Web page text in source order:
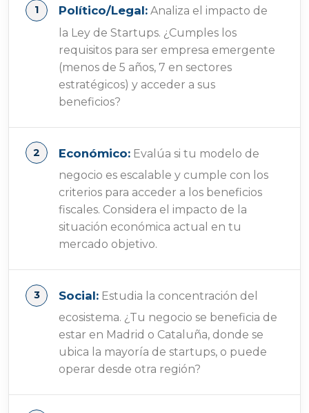
Político/Legal: Analiza el impacto de
la Ley de Startups. ¿Cumples los
requisitos para ser empresa emergente
(menos de 5 años, 7 en sectores
estratégicos) y acceder a sus
beneficios?
Económico: Evalúa si tu modelo de
negocio es escalable y cumple con los
criterios para acceder a los beneficios
fiscales. Considera el impacto de la
situación económica actual en tu
mercado objetivo.
Social: Estudia la concentración del
ecosistema. ¿Tu negocio se beneficia de
estar en Madrid o Cataluña, donde se
ubica la mayoría de startups, o puede
operar desde otra región?